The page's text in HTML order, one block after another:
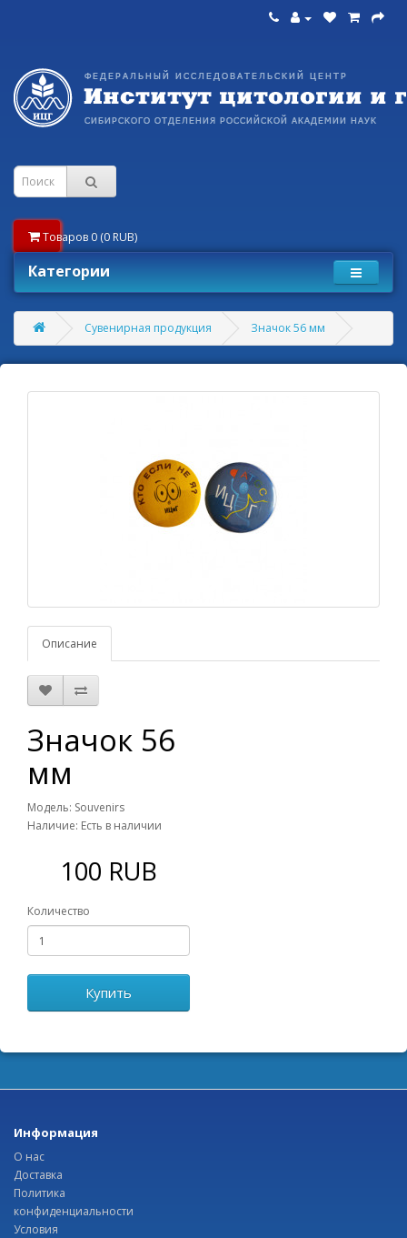
Товаров 0 (0 RUB)
Категории
Сувенирная продукция Значок 56 мм
Описание
Значок 56
мм
Модель: Souvenirs
Наличие: Есть в наличии
100 RUB
Количество
Купить
Информация
О нас
Доставка
Политика
конфиденциальности
Условия